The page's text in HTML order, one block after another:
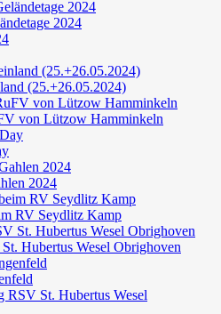
2024
(25.+26.05.2024)
von Lützow Hamminkeln
2024
RV Seydlitz Kamp
Hubertus Wesel Obrighoven